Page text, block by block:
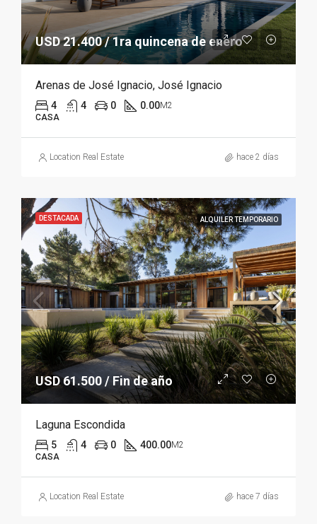
USD 21.400 / 1ra quincena de enero
Arenas de José Ignacio, José Ignacio
4 4 0 0.00M2
CASA
Location Real Estate hace 2 días
DESTACADA ALQUILER TEMPORARIO
USD 61.500 / Fin de año
Laguna Escondida
5 4 0 400.00M2
CASA
Location Real Estate hace 7 días